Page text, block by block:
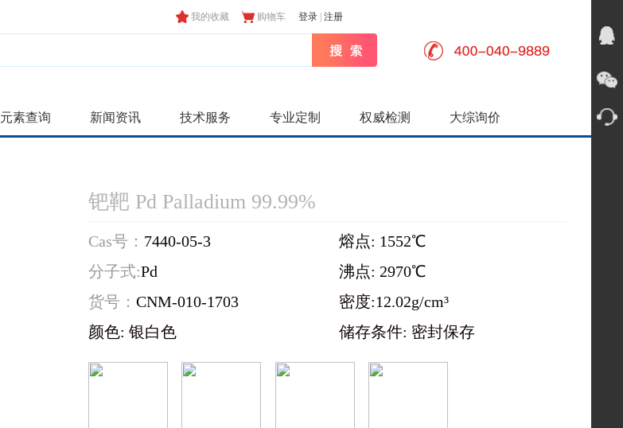
我的收藏 购物车 登录 注册
元素查询 新闻资讯 技术服务 专业定制 权威检测 大综询价
钯靶 Pd Palladium 99.99%
Cas号： 7440-05-3
熔点: 1552℃
分子式:Pd
沸点: 2970℃
货号： CNM-010-1703
密度:12.02g/cm³
颜色: 银白色
储存条件: 密封保存